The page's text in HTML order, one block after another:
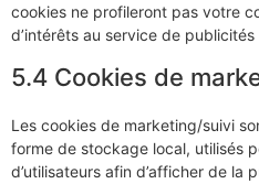
cookies ne profileront pas votre
d’intérêts au service de publicités
5.4 Cookies de
Les cookies de marketing/suivi
forme de stockage local, utilisés
d’utilisateurs afin d’afficher de la